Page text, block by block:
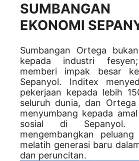
SUMBANGAN
EKONOMI
Sumbangan Ortega
kepada industri
memberi impak besar
Sepanyol. Inditex
pekerjaan kepada lebih
seluruh dunia, dan
menyumbang kepada
sosial di Sepanyol.
mengembangkan
melatih generasi baru
dan peruncitan.